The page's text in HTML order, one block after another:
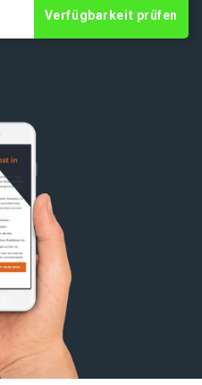
Verfügbarkeit prüfen